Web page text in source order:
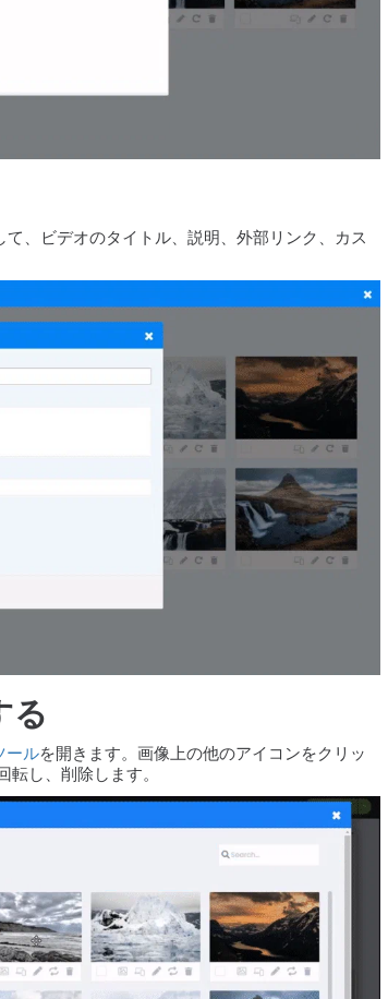
て、ビデオのタイトル、説明、外部リンク、カス
る
ールを開きます。画像上の他のアイコンをクリッ
し、削除します。